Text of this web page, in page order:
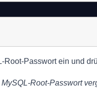
Root-Passwort ein und
Root-Passwort